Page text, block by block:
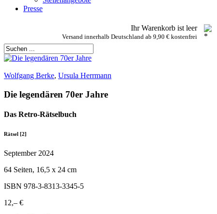
Presse
Ihr Warenkorb ist leer
Versand innerhalb Deutschland ab 9,90 € kostenfrei
Wolfgang Berke, Ursula Herrmann
Die legendären 70er Jahre
Das Retro-Rätselbuch
Rätsel [2]
September 2024
64 Seiten, 16,5 x 24 cm
ISBN 978-3-8313-3345-5
12,– €